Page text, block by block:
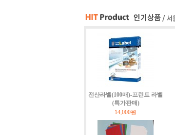
전산라벨(100매)-프린트 라벨
(특가판매)
14,000원